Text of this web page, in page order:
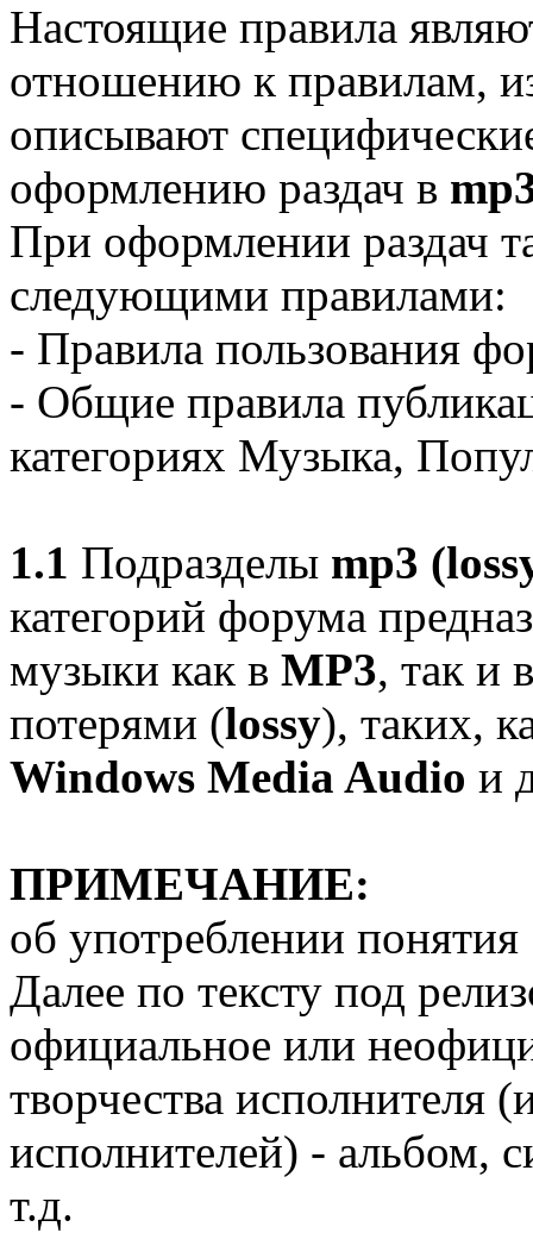
Настоящие правила
отношению к правилам,
описывают
оформлению раздач в
При оформлении раздач
следующими правилами:
- Правила пользования
- Общие правила
категориях Музыка,
1.1 Подразделы mp3
категорий форума
музыки как в MP3, так и
потерями (lossy), таких,
Windows Media Audio и
ПРИМЕЧАНИЕ:
об употреблении
Далее по тексту под
официальное или
творчества исполнителя
исполнителей) - альбом,
т.д.